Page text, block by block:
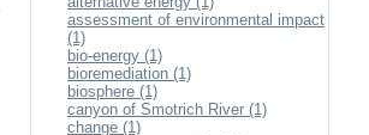
assessment of environmental impact
(1)
bio-energy (1)
bioremediation (1)
biosphere (1)
canyon of Smotrich River (1)
change (1)